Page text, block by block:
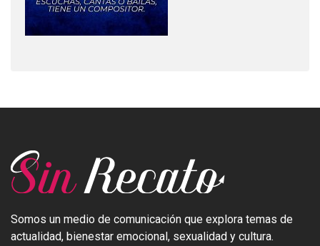
Somos un medio de comunicación que explora temas de
actualidad, bienestar emocional, sexualidad y cultura.